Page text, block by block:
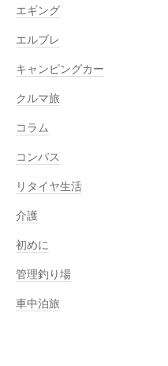
エギング
エルブレ
キャンピングカー
クルマ旅
コラム
コンパス
リタイヤ生活
介護
初めに
管理釣り場
車中泊旅